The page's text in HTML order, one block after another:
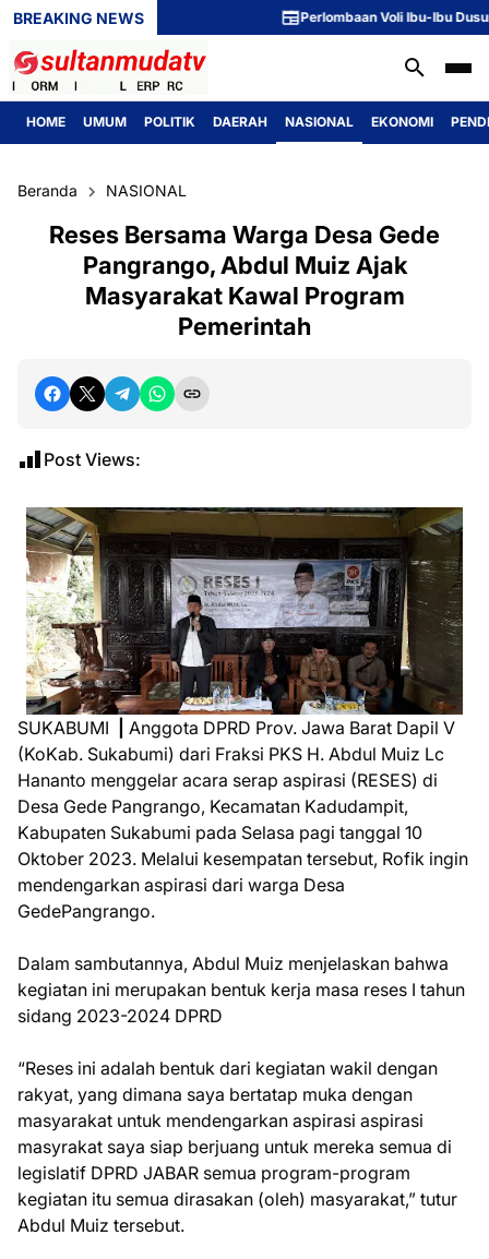
BREAKING NEWS Perlombaan Voli Ibu-Ibu Dusun 1
HOME UMUM POLITIK DAERAH NASIONAL EKONOMI
Beranda NASIONAL
Reses Bersama Warga Desa Gede
Pangrango, Abdul Muiz Ajak
Masyarakat Kawal Program
Pemerintah
Post Views:
SUKABUMI
Anggota DPRD Prov. Jawa Barat Dapil V
(KoKab. Sukabumi) dari Fraksi PKS H. Abdul Muiz Lc
Hananto menggelar acara serap aspirasi (RESES) di
Desa Gede Pangrango, Kecamatan Kadudampit,
Kabupaten Sukabumi pada Selasa pagi tanggal 10
Oktober 2023. Melalui kesempatan tersebut, Rofik ingin
mendengarkan aspirasi dari warga Desa
GedePangrango.
Dalam sambutannya, Abdul Muiz menjelaskan bahwa
kegiatan ini merupakan bentuk kerja masa reses I tahun
sidang 2023-2024 DPRD
“Reses ini adalah bentuk dari kegiatan wakil dengan
rakyat, yang dimana saya bertatap muka dengan
masyarakat untuk mendengarkan aspirasi aspirasi
masyrakat saya siap berjuang untuk mereka semua di
legislatif DPRD JABAR semua program-program
kegiatan itu semua dirasakan (oleh) masyarakat,” tutur
Abdul Muiz tersebut.